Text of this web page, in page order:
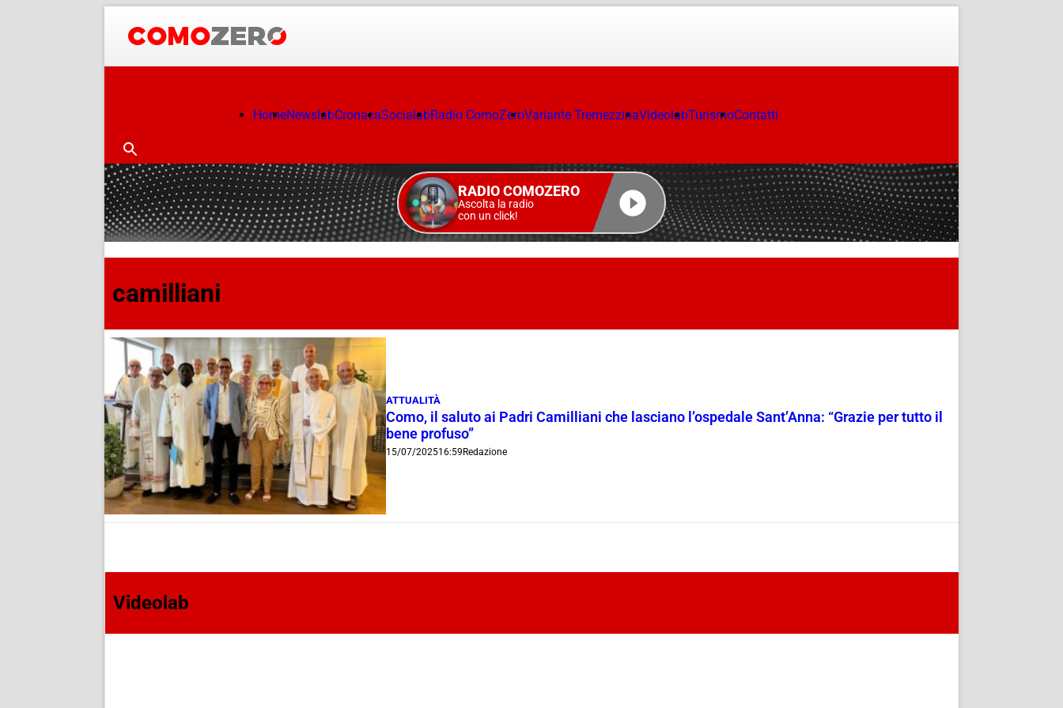
HomeNewslabCronacaSocialabRadio ComoZeroVariante TremezzinaVideolabTurismoContatti
RADIO COMOZERO
Ascolta la radio
con un click!
camilliani
ATTUALITÀ
Como, il saluto ai Padri Camilliani che lasciano l’ospedale Sant’Anna: “Grazie per tutto il
bene profuso”
15/07/202516:59Redazione
Videolab